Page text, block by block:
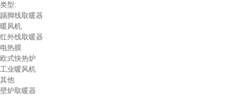
类型:
踢脚线取暖器
暖风机
红外线取暖器
电热膜
欧式快热炉
工业暖风机
其他
壁炉取暖器